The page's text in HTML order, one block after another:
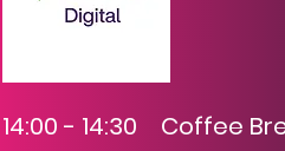
14:00 - 14:30 Coffee